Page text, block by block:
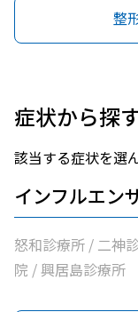
整
症状から探
該当する症状を選
インフルエン
怒和診療所 / 二神
院 / 興居島診療所